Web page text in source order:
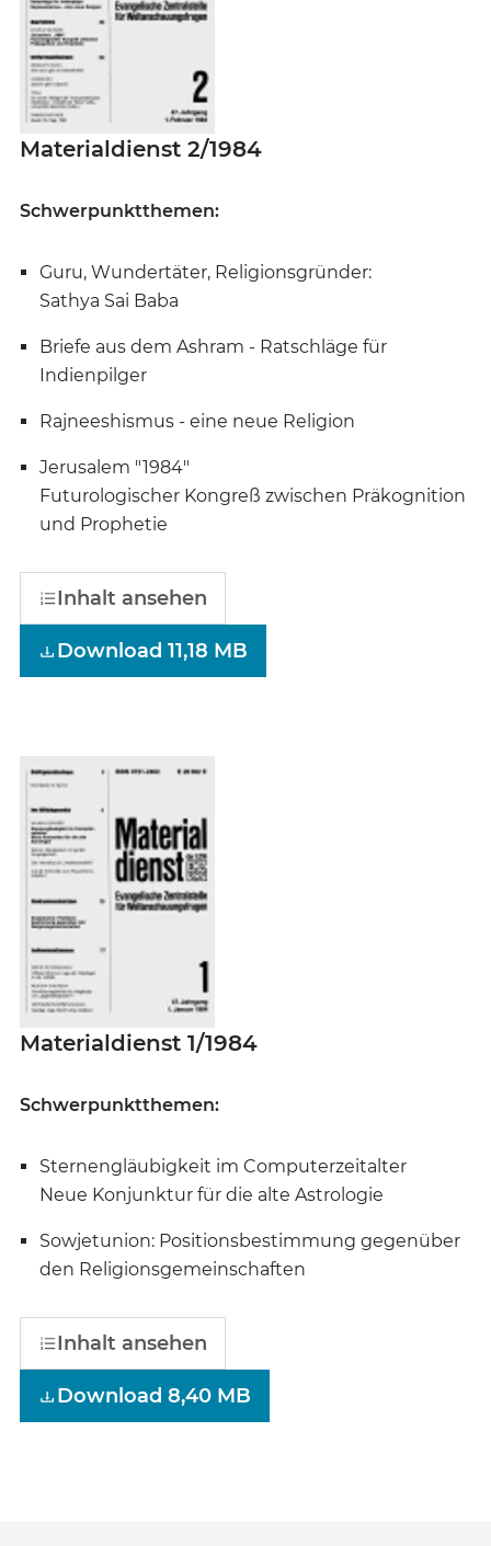
Materialdienst 2/1984
Schwerpunktthemen:
Guru, Wundertäter, Religionsgründer:
Sathya Sai Baba
Briefe aus dem Ashram - Ratschläge für
Indienpilger
Rajneeshismus - eine neue Religion
Jerusalem "1984"
Futurologischer Kongreß zwischen Präkognition
und Prophetie
Inhalt ansehen
Download 11,18 MB
Materialdienst 1/1984
Schwerpunktthemen:
Sternengläubigkeit im Computerzeitalter
Neue Konjunktur für die alte Astrologie
Sowjetunion: Positionsbestimmung gegenüber
den Religionsgemeinschaften
Inhalt ansehen
Download 8,40 MB